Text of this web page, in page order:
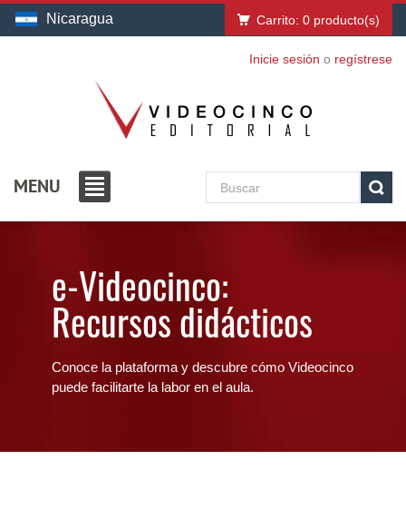
Nicaragua Carrito: 0 producto(s)
Inicie sesión o regístrese
MENU
e-Videocinco:
Recursos didácticos
Conoce la plataforma y descubre cómo Videocinco
puede facilitarte la labor en el aula.